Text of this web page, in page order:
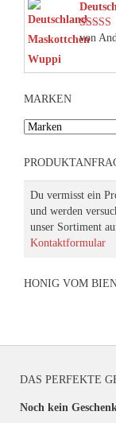
von
MARKEN
Du vermisst ein
und werden
unser Sortiment
Kontaktformular
HONIG VOM
DAS PERFEKTE
Noch kein